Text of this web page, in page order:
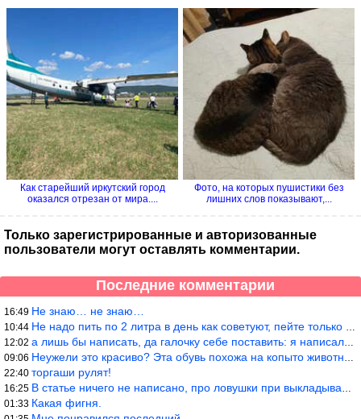
Как старейший иркутский город
оказался отрезан от мира....
Фото, на которых пушистики без
лишних слов показывают,...
Только зарегистрированные и авторизованные
пользователи могут оставлять комментарии.
Последние комментарии
16:49 Не знаю… не знаю…
10:44 Не надо пить по 2 литра в день как советуют, пейте только когда
12:02 а лишь бы написать, да галочку себе поставить: я написала статью
09:06 Неужели это красиво? Эта обувь похожа на копыто животного, не хв
22:40 торгаши рулят!
16:25 В статье ничего не написано, про ловушки при выкладывании товара
01:33 Какая фигня.